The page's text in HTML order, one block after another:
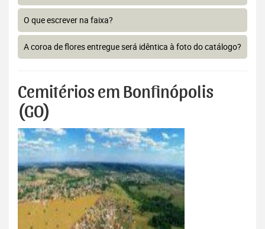
O que escrever na faixa?
A coroa de flores entregue será idêntica à foto do catálogo?
Cemitérios em Bonfinópolis
(GO)